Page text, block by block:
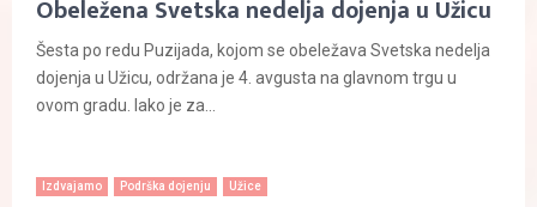
Obeležena Svetska nedelja dojenja u Užicu
Šesta po redu Puzijada, kojom se obeležava Svetska nedelja
dojenja u Užicu, održana je 4. avgusta na glavnom trgu u
ovom gradu. Iako je za...
Izdvajamo Podrška dojenju Užice